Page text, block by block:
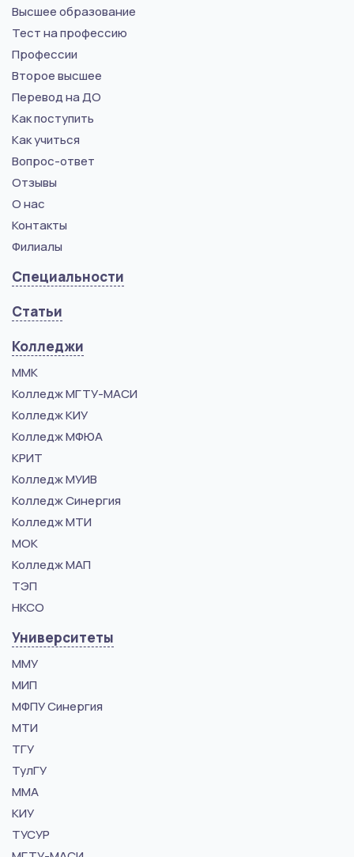
Высшее образование
Тест на профессию
Профессии
Второе высшее
Перевод на ДО
Как поступить
Как учиться
Вопрос-ответ
Отзывы
О нас
Контакты
Филиалы
Специальности
Статьи
Колледжи
ММК
Колледж МГТУ-МАСИ
Колледж КИУ
Колледж МФЮА
КРИТ
Колледж МУИВ
Колледж Синергия
Колледж МТИ
МОК
Колледж МАП
ТЭП
НКСО
Университеты
ММУ
МИП
МФПУ Синергия
МТИ
ТГУ
ТулГУ
ММА
КИУ
ТУСУР